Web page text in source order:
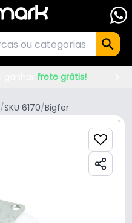
frete grátis!
/SKU 6170/Bigfer